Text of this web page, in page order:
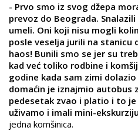
- Prvo smo iz svog džepa
prevoz do Beograda.
umeli. Oni koji nisu mogli
posle veselja jurili na stanicu
haos! Bunili smo se jer su
kad već toliko rodbine i
godine kada sam zimi dolazio
domaćin je iznajmio autobus
pedesetak zvao i platio i to je
uživamo i imali mini-
jedna komšinica.